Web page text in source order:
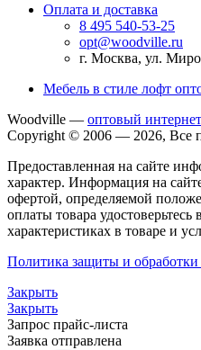
Оплата и доставка
8 495 540-53-25
opt@woodville.ru
г. Москва, ул.
Мебель в стиле лофт
Woodville — оптовый
Copyright © 2006 — 2026, Все
Предоставленная на сайте
характер. Информация на
офертой, определяемой
оплаты товара
характеристиках в товаре и
Политика защиты и
Закрыть
Закрыть
Запрос прайс-листа
Заявка отправлена